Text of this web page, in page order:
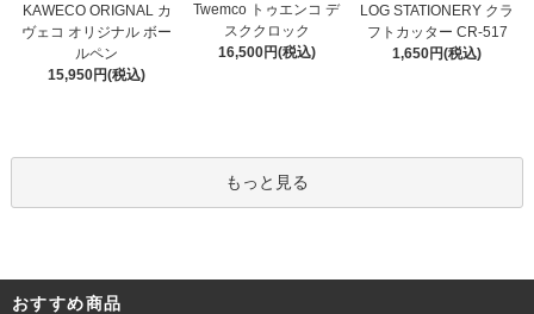
KAWECO ORIGNAL カ
ヴェコ オリジナル ボー
ルペン
15,950円(税込)
Twemco トゥエンコ デ
スククロック
16,500円(税込)
LOG STATIONERY クラ
フトカッター CR-517
1,650円(税込)
もっと見る
おすすめ商品